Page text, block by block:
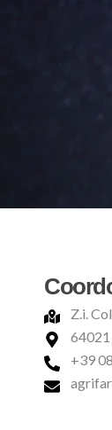
Z.i.
64021
+39